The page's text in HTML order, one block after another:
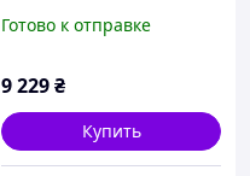
Готово к отправке
9 229₴
Купить